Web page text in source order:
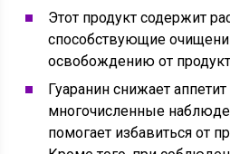
Этот продукт содержит
способствующие
освобождению от
Гуаранин снижает
многочисленные
помогает избавиться от